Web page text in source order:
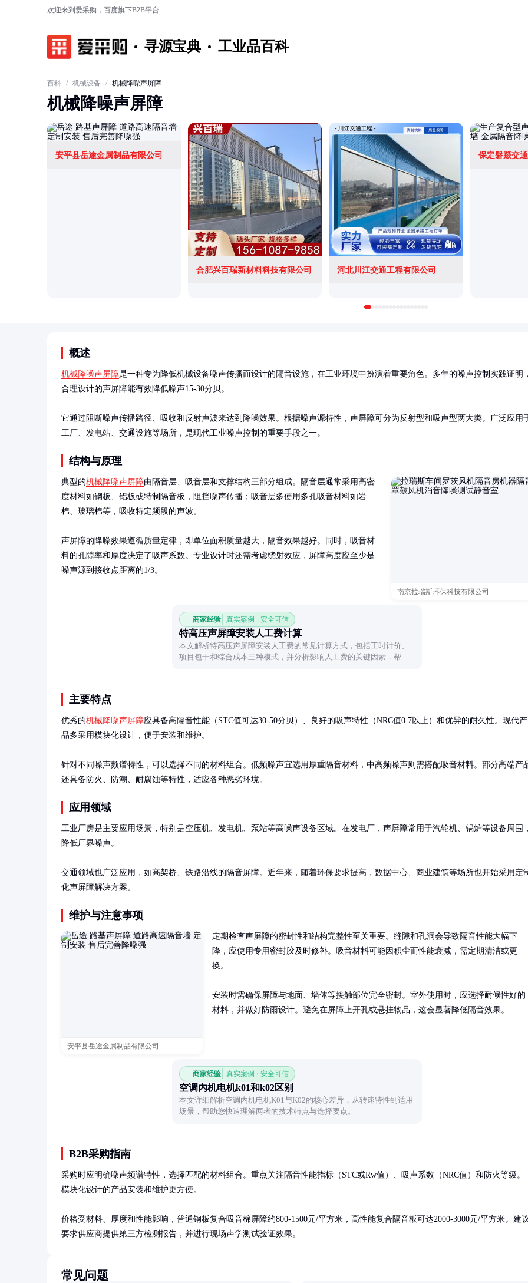
欢迎来到爱采购，百度旗下B2B平台
寻源宝典 工业品百科
百科 / 机械设备 / 机械降噪声屏障
机械降噪声屏障
安平县岳途金属制品有限公司
合肥兴百瑞新材料科技有限公司 河北川江交通工程有限公司
保定磐燚交
概述
机械降噪声屏障是一种专为降低机械设备噪声传播而设计的隔音设施，在工业环境中扮演着重要角色。多年的噪声控制实践证明
合理设计的声屏障能有效降低噪声15-30分贝。
它通过阻断噪声传播路径、吸收和反射声波来达到降噪效果。根据噪声源特性，声屏障可分为反射型和吸声型两大类。广泛应用
工厂、发电站、交通设施等场所，是现代工业噪声控制的重要手段之一。
结构与原理
南京拉瑞斯环保科技有限公司
典型的机械降噪声屏障由隔音层、吸音层和支撑结构三部分组成。隔音层通常采用高密
度材料如钢板、铝板或特制隔音板，阻挡噪声传播；吸音层多使用多孔吸音材料如岩
棉、玻璃棉等，吸收特定频段的声波。
声屏障的降噪效果遵循质量定律，即单位面积质量越大，隔音效果越好。同时，吸音材
料的孔隙率和厚度决定了吸声系数。专业设计时还需考虑绕射效应，屏障高度应至少是
噪声源到接收点距离的1/3。
商家经验 真实案例 · 安全可信
特高压声屏障安装人工费计算
本文解析特高压声屏障安装人工费的常见计算方式，包括工时计价、
项目包干和综合成本三种模式，并分析影响人工费的关键因素，帮助
主要特点
优秀的机械降噪声屏障应具备高隔音性能（STC值可达30-50分贝）、良好的吸声特性（NRC值0.7以上）和优异的耐久性。现代产
品多采用模块化设计，便于安装和维护。
针对不同噪声频谱特性，可以选择不同的材料组合。低频噪声宜选用厚重隔音材料，中高频噪声则需搭配吸音材料。部分高端产
还具备防火、防潮、耐腐蚀等特性，适应各种恶劣环境。
应用领域
工业厂房是主要应用场景，特别是空压机、发电机、泵站等高噪声设备区域。在发电厂，声屏障常用于汽轮机、锅炉等设备周围
降低厂界噪声。
交通领域也广泛应用，如高架桥、铁路沿线的隔音屏障。近年来，随着环保要求提高，数据中心、商业建筑等场所也开始采用定
化声屏障解决方案。
维护与注意事项
安平县岳途金属制品有限公司
定期检查声屏障的密封性和结构完整性至关重要。缝隙和孔洞会导致隔音性能大幅下
降，应使用专用密封胶及时修补。吸音材料可能因积尘而性能衰减，需定期清洁或更
换。
安装时需确保屏障与地面、墙体等接触部位完全密封。室外使用时，应选择耐候性好的
材料，并做好防雨设计。避免在屏障上开孔或悬挂物品，这会显著降低隔音效果。
商家经验 真实案例 · 安全可信
空调内机电机k01和k02区别
本文详细解析空调内机电机K01与K02的核心差异，从转速特性到适用
场景，帮助您快速理解两者的技术特点与选择要点。
B2B采购指南
采购时应明确噪声频谱特性，选择匹配的材料组合。重点关注隔音性能指标（STC或Rw值）、吸声系数（NRC值）和防火等级。
模块化设计的产品安装和维护更方便。
价格受材料、厚度和性能影响，普通钢板复合吸音棉屏障约800-1500元/平方米，高性能复合隔音板可达2000-3000元/平方米。建
要求供应商提供第三方检测报告，并进行现场声学测试验证效果。
常见问题